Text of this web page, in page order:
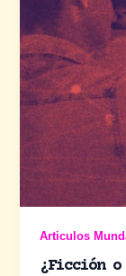
Articulos
¿Ficción o